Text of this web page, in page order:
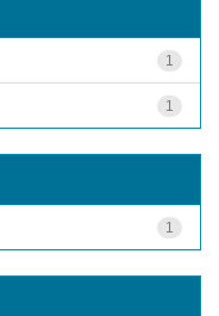
1
1
1